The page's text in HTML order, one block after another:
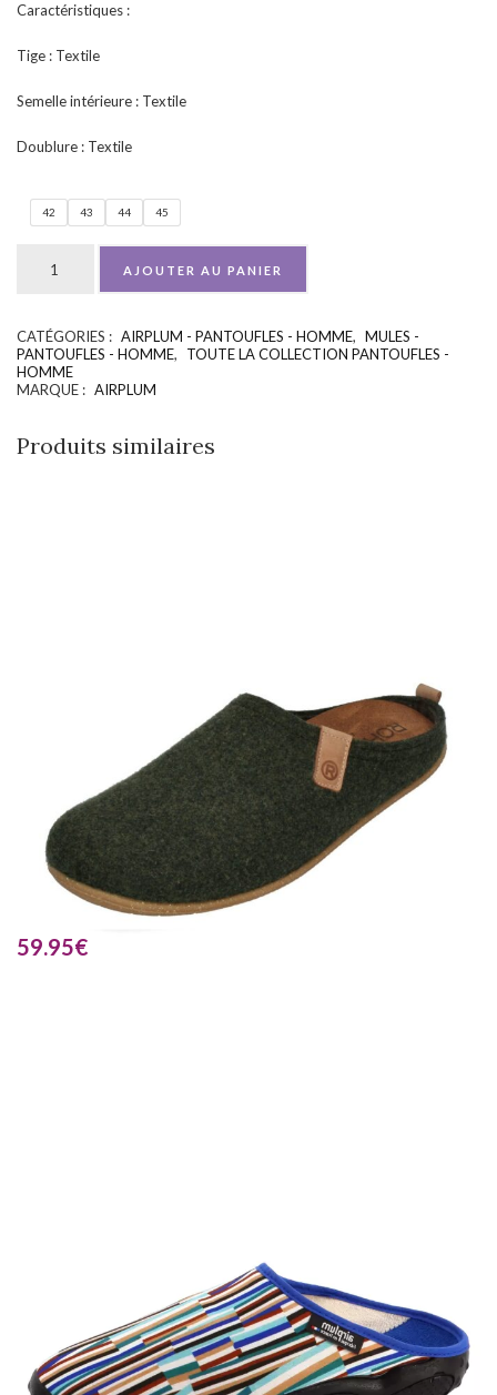
Caractéristiques :
Tige : Textile
Semelle intérieure : Textile
Doublure : Textile
42 43 44 45
AJOUTER AU PANIER
CATÉGORIES : AIRPLUM - PANTOUFLES - HOMME, MULES -
PANTOUFLES - HOMME,
TOUTE LA COLLECTION PANTOUFLES -
HOMME
MARQUE : AIRPLUM
Produits similaires
59.95€